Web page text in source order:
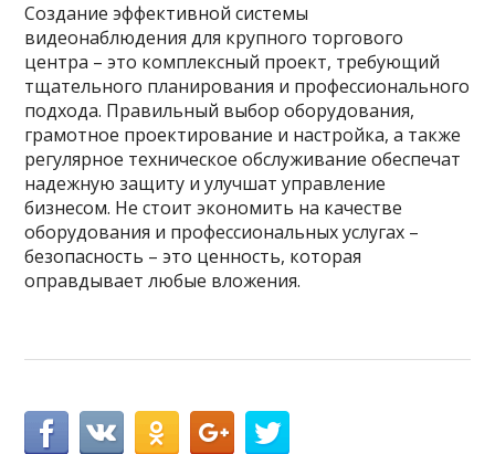
Создание эффективной системы
видеонаблюдения для крупного торгового
центра – это комплексный проект, требующий
тщательного планирования и профессионального
подхода. Правильный выбор оборудования,
грамотное проектирование и настройка, а также
регулярное техническое обслуживание обеспечат
надежную защиту и улучшат управление
бизнесом. Не стоит экономить на качестве
оборудования и профессиональных услугах –
безопасность – это ценность, которая
оправдывает любые вложения.